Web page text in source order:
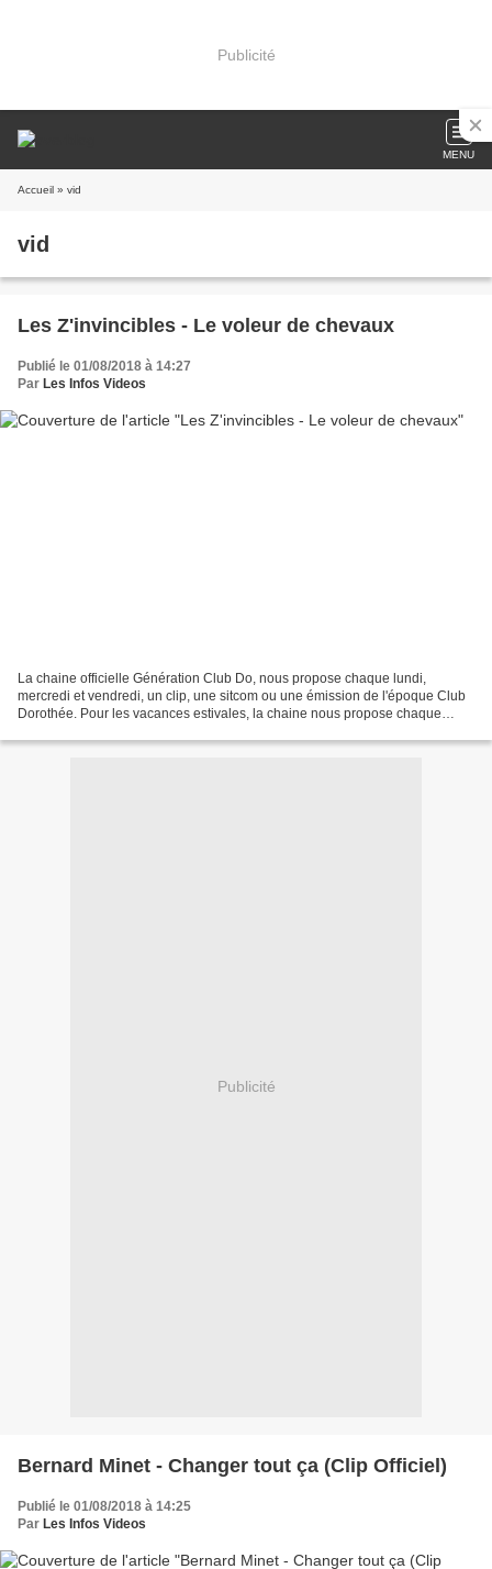
Publicité
MENU
Accueil » vid
vid
Les Z'invincibles - Le voleur de chevaux
Publié le 01/08/2018 à 14:27
Par Les Infos Videos
La chaine officielle Génération Club Do, nous propose chaque lundi,
mercredi et vendredi, un clip, une sitcom ou une émission de l'époque Club
Dorothée. Pour les vacances estivales, la chaine nous propose chaque
Publicité
Bernard Minet - Changer tout ça (Clip Officiel)
Publié le 01/08/2018 à 14:25
Par Les Infos Videos